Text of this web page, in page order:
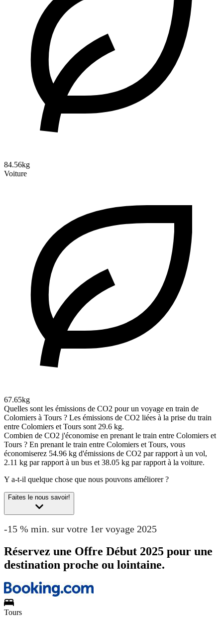
84.56kg
Voiture
67.65kg
Quelles sont les émissions de CO2 pour un voyage en train de
Colomiers à Tours ? Les émissions de CO2 liées à la prise du train
entre Colomiers et Tours sont 29.6 kg.
Combien de CO2 j'économise en prenant le train entre Colomiers et
Tours ? En prenant le train entre Colomiers et Tours, vous
économiserez 54.96 kg d'émissions de CO2 par rapport à un vol,
2.11 kg par rapport à un bus et 38.05 kg par rapport à la voiture.
Y a-t-il quelque chose que nous pouvons améliorer ?
Faites le nous savoir!
-15 % min. sur votre 1er voyage 2025
Réservez une Offre Début 2025 pour une
destination proche ou lointaine.
Tours